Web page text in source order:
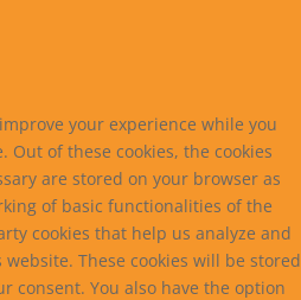
your experience while you
of these cookies, the cookies
are stored on your browser as
of basic functionalities of the
cookies that help us analyze and
These cookies will be stored
consent. You also have the option